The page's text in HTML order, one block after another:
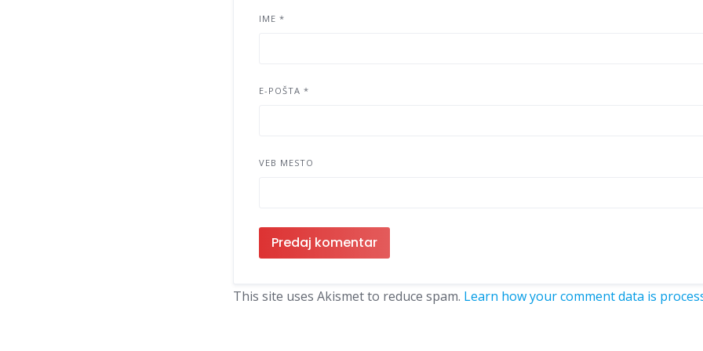
IME*
E-POŠTA*
VEB MESTO
This site uses Akismet to reduce spam. Learn how your comment data is